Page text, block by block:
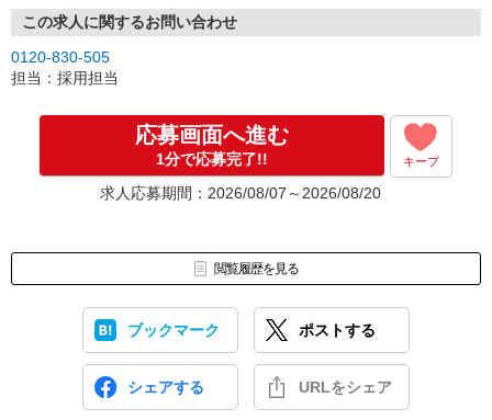
この求人に関するお問い合わせ
0120-830-505
担当：採用担当
応募画面へ進む
1分で応募完了!! キープ
求人応募期間：2026/08/07～2026/08/20
閲覧履歴を見る
ブックマーク ポストする
シェアする URLをシェア